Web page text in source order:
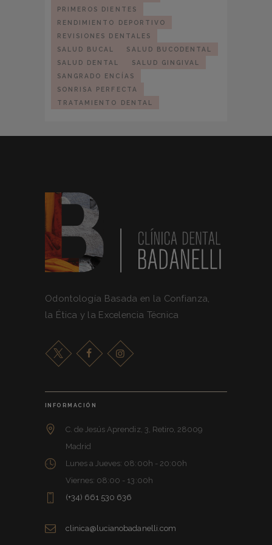
PRIMEROS DIENTES
RENDIMIENTO DEPORTIVO
REVISIONES DENTALES
SALUD BUCAL
SALUD BUCODENTAL
SALUD DENTAL
SALUD GINGIVAL
SANGRADO ENCÍAS
SONRISA PERFECTA
TRATAMIENTO DENTAL
Odontología Basada en la Confianza,
la Ética y la Excelencia Técnica
INFORMACIÓN
C. de Jesús Aprendiz, 3, Retiro, 28009
Madrid
Lunes a Jueves: 08:00h - 20:00h
Viernes: 08:00 - 13:00h
(+34) 661 530 636
clinica@lucianobadanelli.com